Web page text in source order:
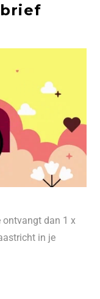
ontvangt dan 1 x
in je